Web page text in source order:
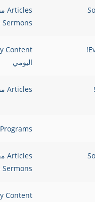
Articles مقالات
Sermons عظات
اليومي
Articles مقالات
Programs برامج
Articles مقالات
Sermons عظات